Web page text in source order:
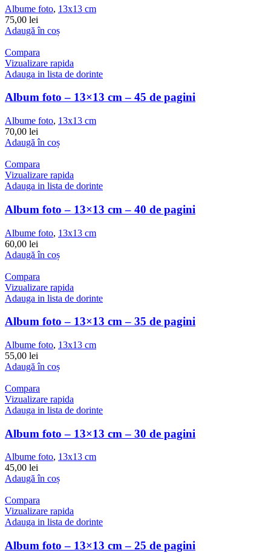
Albume foto, 13x13 cm
75,00 lei
Adaugă în coș
Compara
Vizualizare rapida
Adauga in lista de dorinte
Album foto – 13×13 cm – 45 de pagini
Albume foto, 13x13 cm
70,00 lei
Adaugă în coș
Compara
Vizualizare rapida
Adauga in lista de dorinte
Album foto – 13×13 cm – 40 de pagini
Albume foto, 13x13 cm
60,00 lei
Adaugă în coș
Compara
Vizualizare rapida
Adauga in lista de dorinte
Album foto – 13×13 cm – 35 de pagini
Albume foto, 13x13 cm
55,00 lei
Adaugă în coș
Compara
Vizualizare rapida
Adauga in lista de dorinte
Album foto – 13×13 cm – 30 de pagini
Albume foto, 13x13 cm
45,00 lei
Adaugă în coș
Compara
Vizualizare rapida
Adauga in lista de dorinte
Album foto – 13×13 cm – 25 de pagini